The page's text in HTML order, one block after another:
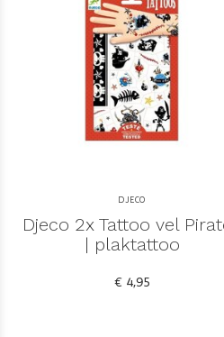
DJECO
Djeco 2x Tattoo vel
| plaktattoo
€ 4,95